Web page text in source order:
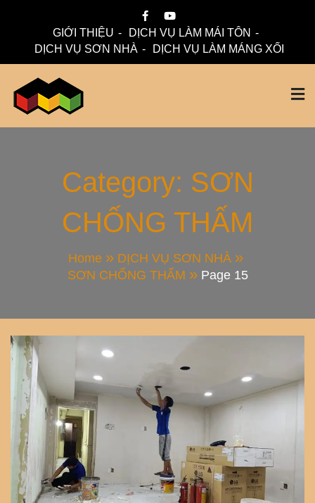
GIỚI THIỆU
DỊCH VỤ LÀM MÁI TÔN
DỊCH VỤ SƠN NHÀ
DỊCH VỤ LÀM MÁNG XỐI
Thi Công Mái Tôn,
Máng Xối Chuyên
Nghiệp – Mái Nhà
Đẹp
Category: SƠN
CHỐNG THẤM
Home
DỊCH VỤ SƠN NHÀ
SƠN CHỐNG THẤM
Page 15